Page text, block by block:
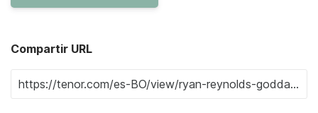
Compartir URL